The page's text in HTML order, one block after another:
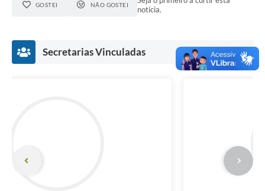
GOSTEI NÃO GOSTEI
notícia.
Secretarias Vinculadas